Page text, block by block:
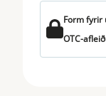
Form fyrir
OTC-